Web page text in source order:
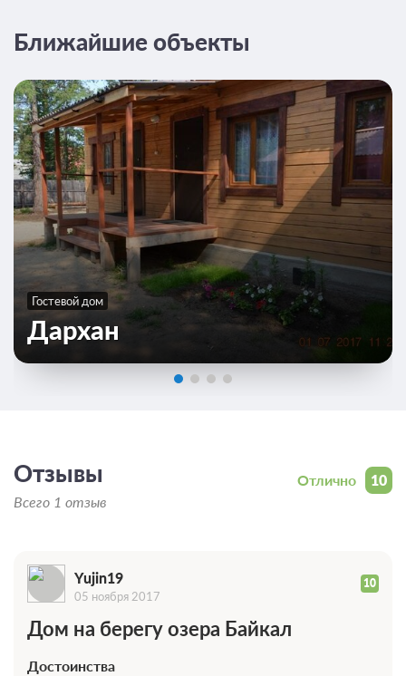
Ближайшие объекты
Гостевой дом
Дархан
10
Отлично
Отзывы
Всего 1 отзыв
Yujin19 10
05 ноября 2017
Дом на берегу озера Байкал
Достоинства